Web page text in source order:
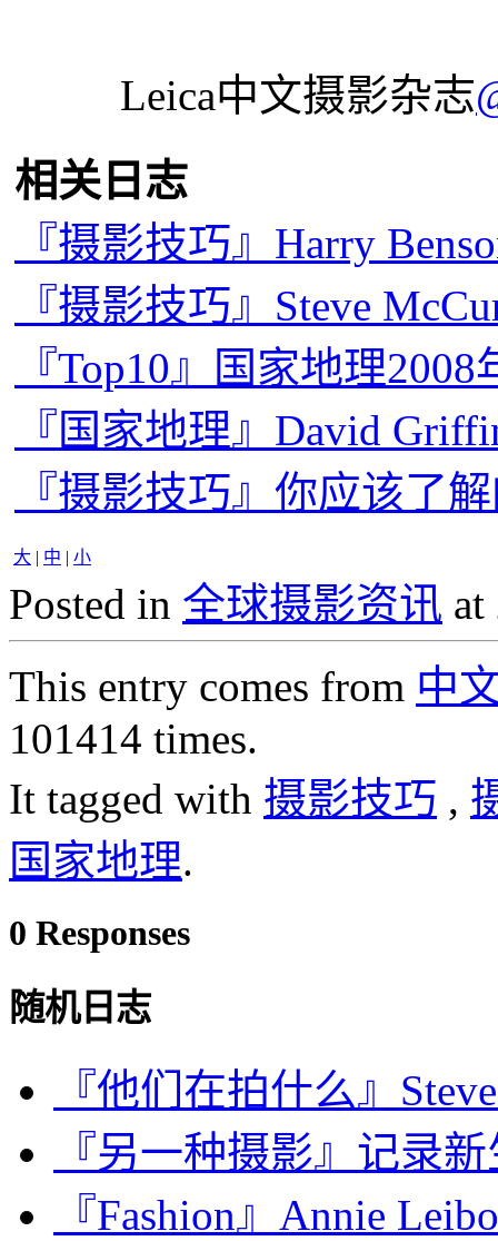
Leica中文摄影杂志
相关日志
『摄影技巧』Harry
『摄影技巧』Steve
『Top10』国家地理
『国家地理』David
『摄影技巧』你应该了
大 | 中 | 小
Posted in 全球摄影资讯 at
This entry comes from 中
101414 times.
It tagged with 摄影技巧 ,
国家地理.
0 Responses
随机日志
『他们在拍什么』
『另一种摄影』记录
『Fashion』Annie